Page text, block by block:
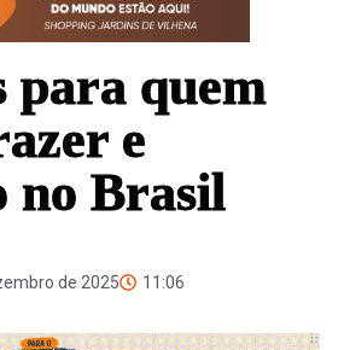
para quem
e
no Brasil
de 2025 11:06